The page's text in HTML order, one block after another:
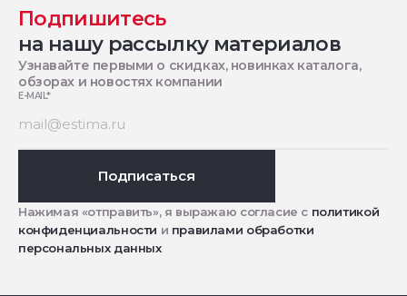
Подпишитесь
на нашу рассылку материалов
Узнавайте первыми о скидках, новинках каталога,
обзорах и новостях компании
E-MAIL*
Подписаться
Нажимая «отправить», я выражаю согласие с политикой
конфиденциальности и правилами обработки
персональных данных